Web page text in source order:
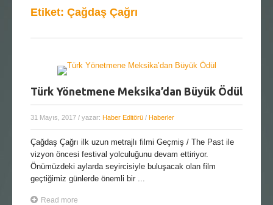
Etiket: Çağdaş Çağrı
Türk Yönetmene Meksika’dan Büyük Ödül
31 Mayıs, 2017 / yazar: Haber Editörü / Haberler
Çağdaş Çağrı ilk uzun metrajlı filmi Geçmiş / The Past ile
vizyon öncesi festival yolculuğunu devam ettiriyor.
Önümüzdeki aylarda seyircisiyle buluşacak olan film
geçtiğimiz günlerde önemli bir ...
Read more